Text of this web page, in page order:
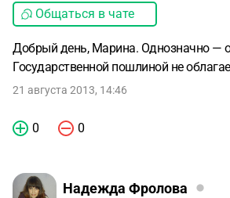
Общаться в чате
Добрый день, Марина. Однозначно —
Государственной пошлиной не
21 августа 2013, 14:46
0 0
Надежда Фролова